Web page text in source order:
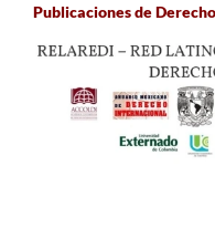
Publicaciones de